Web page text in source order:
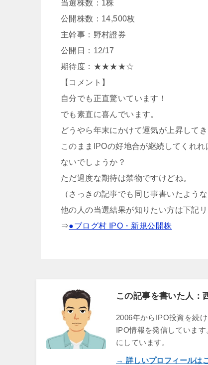
当選株数：1株
公開株数：14,500枚
主幹事：野村證券
公開日：12/17
期待度：★★★★☆
【コメント】
自分でも正直驚いています！
でも素直に喜んでいます。
どうやら年末にかけて運気が上昇してき
このままIPOの好地合が継続してくれ
ないでしょうか？
ただ過度な期待は禁物ですけどね。
（さっきの記事でも同じ事書いたような
他の人の当選結果が知りたい方は下記
⇒●ブログ村 IPO・新規公開株
この記事を書いた人：
2006年からIPO投資を続
IPO情報を発信していま
にしています。
→ 詳しいプロフィールは